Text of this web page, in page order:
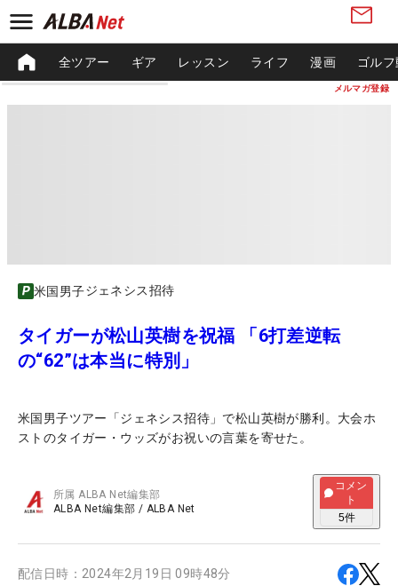
メルマガ登録
全ツアー ギア レッスン ライフ 漫画 ゴル
米国男子ジェネシス招待
タイガーが松山英樹を祝福 「6打差逆転
の“62”は本当に特別」
米国男子ツアー「ジェネシス招待」で松山英樹が勝利。大会ホ
ストのタイガー・ウッズがお祝いの言葉を寄せた。
所属ALBA Net編集部
ALBA Net編集部 / ALBA Net
コメン
ト
5件
配信日時： 2024年2月19日 09時48分